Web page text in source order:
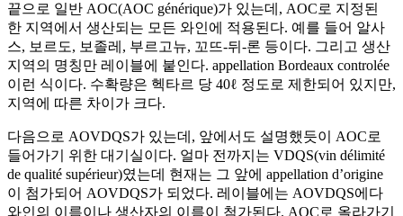
끝으로 일반 AOC(AOC générique)가 있는데, AOC로 지정된
한 지역에서 생산되는 모든 와인에 적용된다. 예를 들어 알사
스, 보르도, 보졸레, 부르고뉴, 꼬뜨-뒤-론 등이다. 그리고 생산
지역의 명칭만 레이블에 붙인다. appellation Bordeaux controlée
이런 식이다. 수확량은 헥타르 당 40ℓ 정도로 제한되어 있지만,
지역에 따른 차이가 크다.
다음으로 AOVDQS가 있는데, 앞에서도 설명했듯이 AOC로
들어가기 위한 대기실이다. 얼마 전까지는 VDQS(vin délimité
de qualité supérieur)였는데 현재는 그 앞에 appellation d’origine
이 첨가되어 AOVDQS가 되었다. 레이블에는 AOVDQS에다
와인의 이름이나 생산자의 이름이 첨가된다. AOC로 올라가기